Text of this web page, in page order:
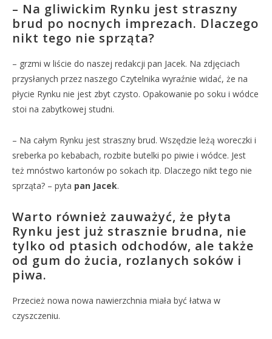
– Na gliwickim Rynku jest straszny
brud po nocnych imprezach. Dlaczego
nikt tego nie sprząta?
– grzmi w liście do naszej redakcji pan Jacek. Na zdjęciach
przysłanych przez naszego Czytelnika wyraźnie widać, że na
płycie Rynku nie jest zbyt czysto. Opakowanie po soku i wódce
stoi na zabytkowej studni.
– Na całym Rynku jest straszny brud. Wszędzie leżą woreczki i
sreberka po kebabach, rozbite butelki po piwie i wódce. Jest
też mnóstwo kartonów po sokach itp. Dlaczego nikt tego nie
sprząta? – pyta pan Jacek.
Warto również zauważyć, że płyta
Rynku jest już strasznie brudna, nie
tylko od ptasich odchodów, ale także
od gum do żucia, rozlanych soków i
piwa.
Przecież nowa nowa nawierzchnia miała być łatwa w
czyszczeniu.